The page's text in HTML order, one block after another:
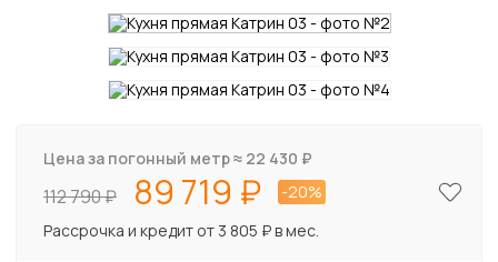
Цена за погонный метр ≈ 22 430 ₽
112 790 89 719
-20%
Рассрочка и кредит от 3 805 ₽ в мес.